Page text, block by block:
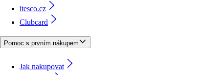
itesco.cz
Clubcard
Pomoc s prvním nákupem
Jak nakupovat